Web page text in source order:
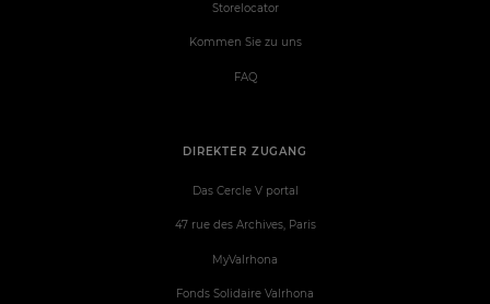
DIREKTER ZUGANG
Das Cercle V portal
47 rue des Archives, Paris
MyValrhona
Fonds Solidaire Valrhona
Storelocator
Kommen Sie zu uns
FAQ